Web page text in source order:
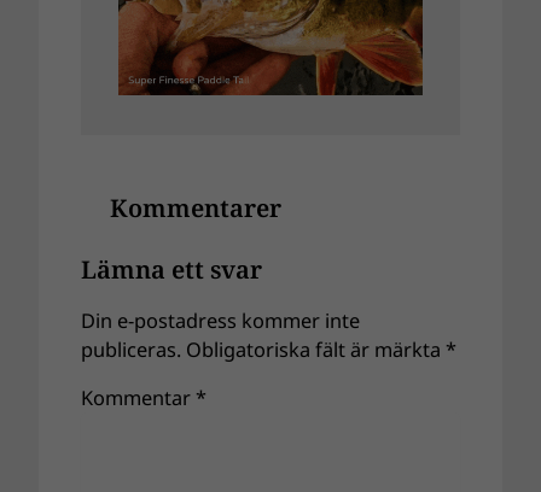
Kommentarer
Lämna ett svar
Din e-postadress kommer inte
publiceras. Obligatoriska fält är märkta *
Kommentar *